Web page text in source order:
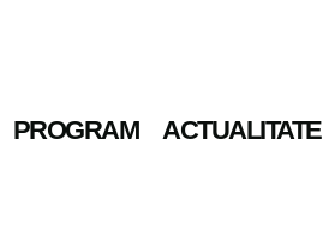
PROGRAM ACTUALITATE